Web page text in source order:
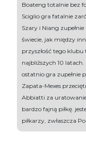
Boateng totalnie bez
Sciglio gra fatalnie
Szary i Niang
świecie, jak między
przyszłość tego
najbliższych 10
ostatnio gra zupełnie
Zapata-Mexes
Abbiatti za
bardzo fajną piłkę.
piłkarzy, zwłaszcza